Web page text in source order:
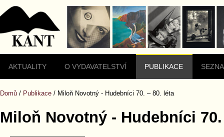
domů
Mapa
AKTUALITY O VYDAVATELSTVÍ PUBLIKACE
Domů / Publikace / Miloň Novotný - Hudebníci 70. – 80. léta
Miloň Novotný - Hudebníci